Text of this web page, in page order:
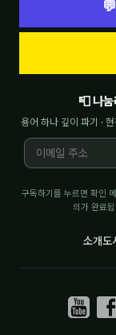
💬
📮 나
용어 하나 깊이 파기 ·
구독하기를 누르면 확인
의가 완료
소개도